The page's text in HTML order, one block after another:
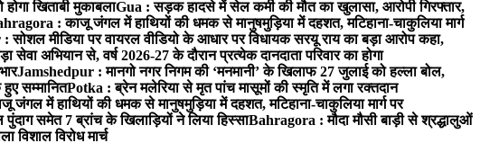
खिताबी मुकाबलाGua : सड़क हादसे में सेल कर्मी की मौत का खुलासा, आरोपी गिरफ्तार,
: काजू जंगल में हाथियों की धमक से मानुषमुड़िया में दहशत, मटिहाना-चाकुलिया मार्ग
सोशल मीडिया पर वायरल वीडियो के आधार पर विधायक सरयू राय का बड़ा आरोप कहा,
अभियान से, वर्ष 2026-27 के दौरान प्रत्येक दानदाता परिवार का होगा
Jamshedpur : मानगो नगर निगम की ‘मनमानी’ के खिलाफ 27 जुलाई को हल्ला बोल,
सम्मानितPotka : ब्रेन मलेरिया से मृत पांच मासूमों की स्मृति में लगा रक्तदान
में हाथियों की धमक से मानुषमुड़िया में दहशत, मटिहाना-चाकुलिया मार्ग पर
समेत 7 ब्रांच के खिलाड़ियों ने लिया हिस्साBahragora : मौदा मौसी बाड़ी से श्रद्धालुओं
विरोध मार्च